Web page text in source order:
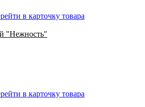
в карточку товара
"Нежность"
в карточку товара